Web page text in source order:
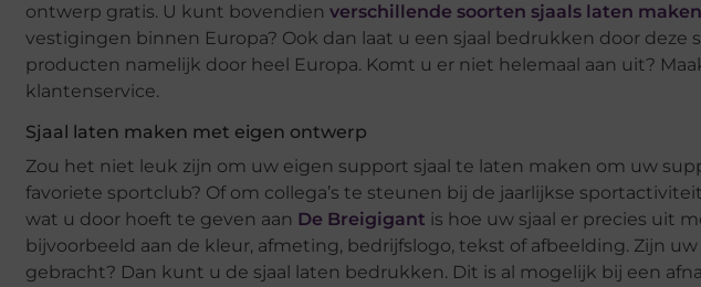
ontwerp gratis. U kunt bovendien verschillende soorten sjaals laten maken
vestigingen binnen Europa? Ook dan laat u een sjaal bedrukken door deze
producten namelijk door heel Europa. Komt u er niet helemaal aan uit?
klantenservice.
Sjaal laten maken met eigen ontwerp
Zou het niet leuk zijn om uw eigen support sjaal te laten maken om uw
favoriete sportclub? Of om collega’s te steunen bij de jaarlijkse
wat u door hoeft te geven aan De Breigigant is hoe uw sjaal er precies uit
bijvoorbeeld aan de kleur, afmeting, bedrijfslogo, tekst of afbeelding. Zijn
gebracht? Dan kunt u de sjaal laten bedrukken. Dit is al mogelijk bij een